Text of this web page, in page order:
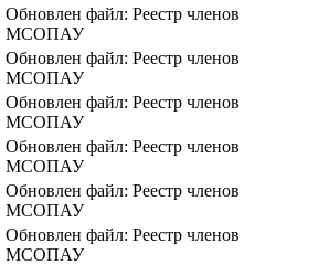
Обновлен файл: Реестр членов
МСОПАУ
Обновлен файл: Реестр членов
МСОПАУ
Обновлен файл: Реестр членов
МСОПАУ
Обновлен файл: Реестр членов
МСОПАУ
Обновлен файл: Реестр членов
МСОПАУ
Обновлен файл: Реестр членов
МСОПАУ